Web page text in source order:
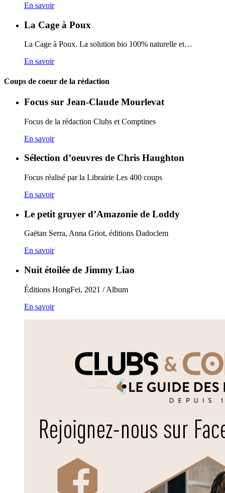
En savoir
La Cage à Poux
La Cage à Poux. La solution bio 100% naturelle et…
En savoir
Coups de coeur de la rédaction
Focus sur Jean-Claude Mourlevat
Focus de la rédaction Clubs et Comptines
En savoir
Sélection d’oeuvres de Chris Haughton
Focus réalisé par la Librairie Les 400 coups
En savoir
Le petit gruyer d’Amazonie de Loddy
Gaëtan Serra, Anna Griot, éditions Dadoclem
En savoir
Nuit étoilée de Jimmy Liao
Éditions HongFei, 2021 / Album
En savoir